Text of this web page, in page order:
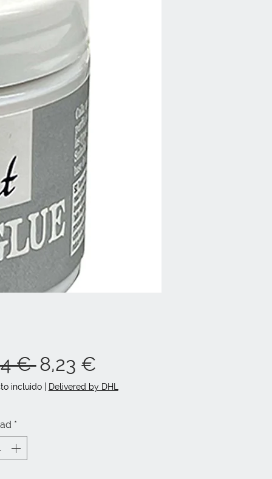
€ Precio
8,23 €
de
incluido| Delivered by DHL
*